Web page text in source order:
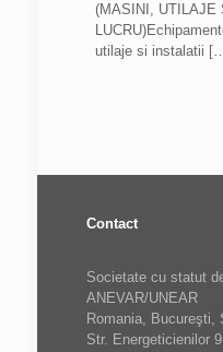
(MASINI, UTILAJE
utilaje si instalatii
Contact
Societate cu statut
ANEVAR/UNEAR
Romania, Bucureşti,
Str. Energeticienilor